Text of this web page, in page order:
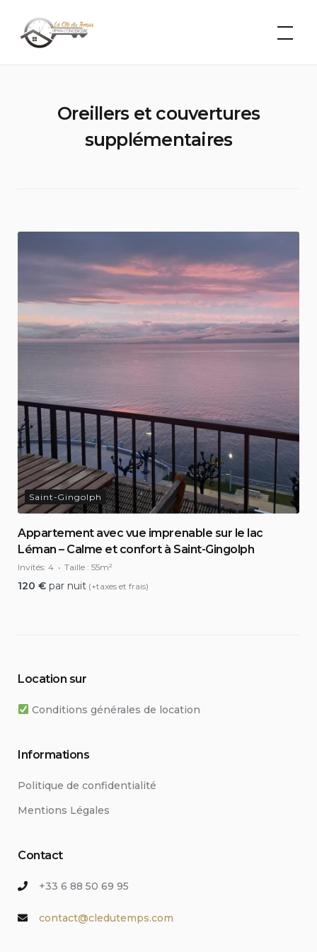
content
La Clé du
Temps –
Léman
Conciergerie
Oreillers et couvertures
supplémentaires
Saint-Gingolph
Appartement avec vue imprenable sur le lac
Léman – Calme et confort à Saint-Gingolph
Invités: 4 Taille : 55m²
120 € par nuit (+taxes et frais)
Location sur
Conditions générales de location
Informations
Politique de confidentialité
Mentions Légales
Contact
+33 6 88 50 69 95
contact@cledutemps.com